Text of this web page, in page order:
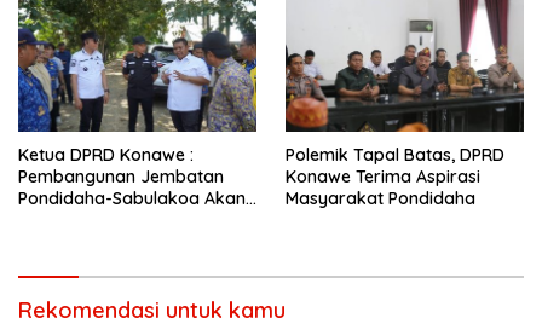
Ketua DPRD Konawe :
Pembangunan Jembatan
Pondidaha-Sabulakoa Akan
Polemik Tapal Batas, DPRD
Konawe Terima Aspirasi
Masyarakat Pondidaha
Rekomendasi untuk kamu